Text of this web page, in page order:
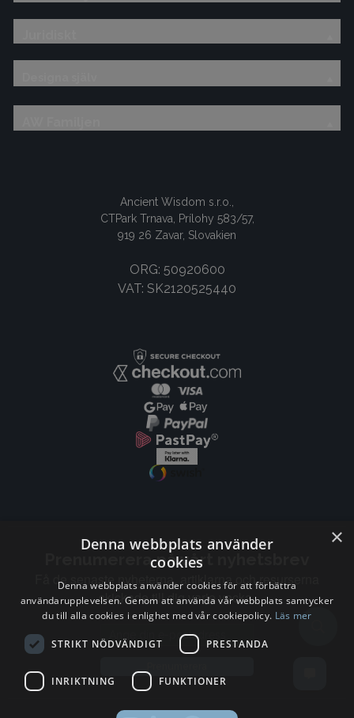
Ancient Wisdom s.r.o.,
CTPark Trnava, Prílohy 583/57,
919 26 Zavar, Slovakien
ORG: 50920600
VAT: SK2120525440
Prenumerera på vårt nyhetsbrev
Få de senaste nyheterna, artiklarna och resurserna
skickade till dig varje vecka.
×
Denna webbplats använder
cookies
Denna webbplats använder cookies för att förbättra
användarupplevelsen. Genom att använda vår webbplats samtycker
du till alla cookies i enlighet med vår cookiepolicy. Läs mer
STRIKT NÖDVÄNDIGT PRESTANDA
INRIKTNING FUNKTIONER